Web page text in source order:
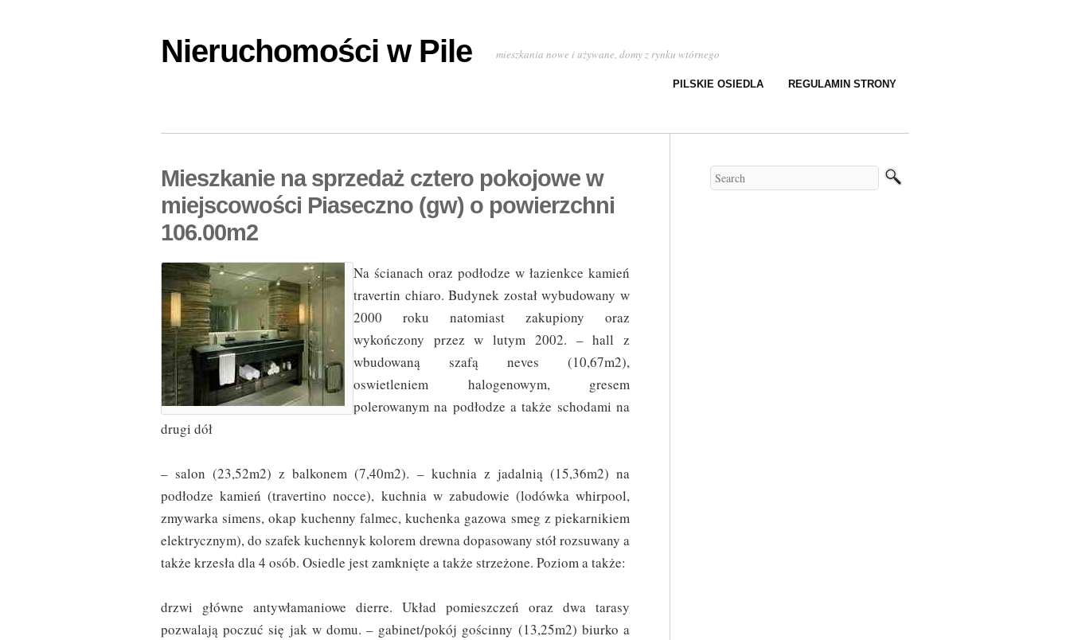
Nieruchomości w Pile mieszkania nowe i używane, domy z rynku wtórnego
PILSKIE OSIEDLA REGULAMIN STRONY
Mieszkanie na sprzedaż cztero pokojowe w
miejscowości Piaseczno (gw) o powierzchni
106.00m2
Na ścianach oraz podłodze w łazienkce kamień
travertin chiaro. Budynek został wybudowany w
2000 roku natomiast zakupiony oraz
wykończony przez w lutym 2002. – hall z
wbudowaną szafą neves (10,67m2),
oswietleniem halogenowym, gresem
polerowanym na podłodze a także schodami na
drugi dół
– salon (23,52m2) z balkonem (7,40m2). – kuchnia z jadalnią (15,36m2) na
podłodze kamień (travertino nocce), kuchnia w zabudowie (lodówka whirpool,
zmywarka simens, okap kuchenny falmec, kuchenka gazowa smeg z piekarnikiem
elektrycznym), do szafek kuchennyk kolorem drewna dopasowany stół rozsuwany a
także krzesła dla 4 osób. Osiedle jest zamknięte a także strzeżone. Poziom a także:
drzwi główne antywłamaniowe dierre. Układ pomieszczeń oraz dwa tarasy
pozwalają poczuć się jak w domu. – gabinet/pokój gościnny (13,25m2) biurko a